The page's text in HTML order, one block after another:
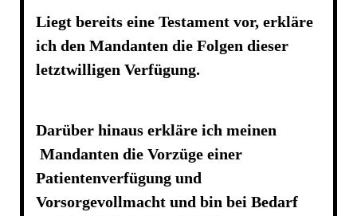
Liegt bereits eine Testament vor, erkläre
ich den Mandanten die Folgen dieser
letztwilligen Verfügung.
Darüber hinaus erkläre ich meinen
Mandanten die Vorzüge einer
Patientenverfügung und
Vorsorgevollmacht und bin bei Bedarf